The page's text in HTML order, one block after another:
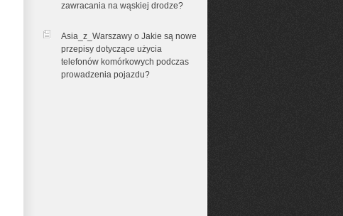
zawracania na wąskiej drodze?
Asia_z_Warszawy o Jakie są nowe
przepisy dotyczące użycia
telefonów komórkowych podczas
prowadzenia pojazdu?